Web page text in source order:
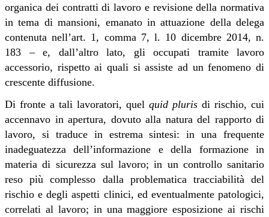
organica dei contratti di lavoro e revisione della normativa
in tema di mansioni, emanato in attuazione della delega
contenuta nell’art. 1, comma 7, l. 10 dicembre 2014, n.
183 – e, dall’altro lato, gli occupati tramite lavoro
accessorio, rispetto ai quali si assiste ad un fenomeno di
crescente diffusione.
Di fronte a tali lavoratori, quel quid pluris di rischio, cui
accennavo in apertura, dovuto alla natura del rapporto di
lavoro, si traduce in estrema sintesi: in una frequente
inadeguatezza dell’informazione e della formazione in
materia di sicurezza sul lavoro; in un controllo sanitario
reso più complesso dalla problematica tracciabilità del
rischio e degli aspetti clinici, ed eventualmente patologici,
correlati al lavoro; in una maggiore esposizione ai rischi